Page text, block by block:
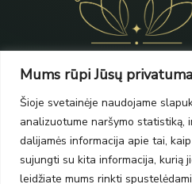
Mums rūpi Jūsų
Šioje svetainėje naudojame
analizuotume naršymo statistiką,
dalijamės informacija apie tai,
sujungti su kita informacija, kurią
leidžiate mums rinkti